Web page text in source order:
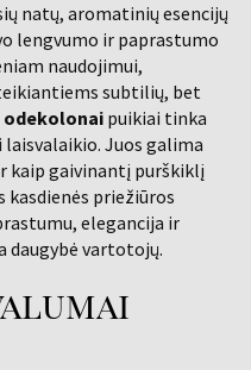
natų, aromatinių esencijų
lengvumo ir paprastumo
naudojimui,
subtilių, bet
odekolonai puikiai tinka
Juos galima
kaip gaivinantį purškiklį
kasdienės priežiūros
elegancija ir
daugybė vartotojų.